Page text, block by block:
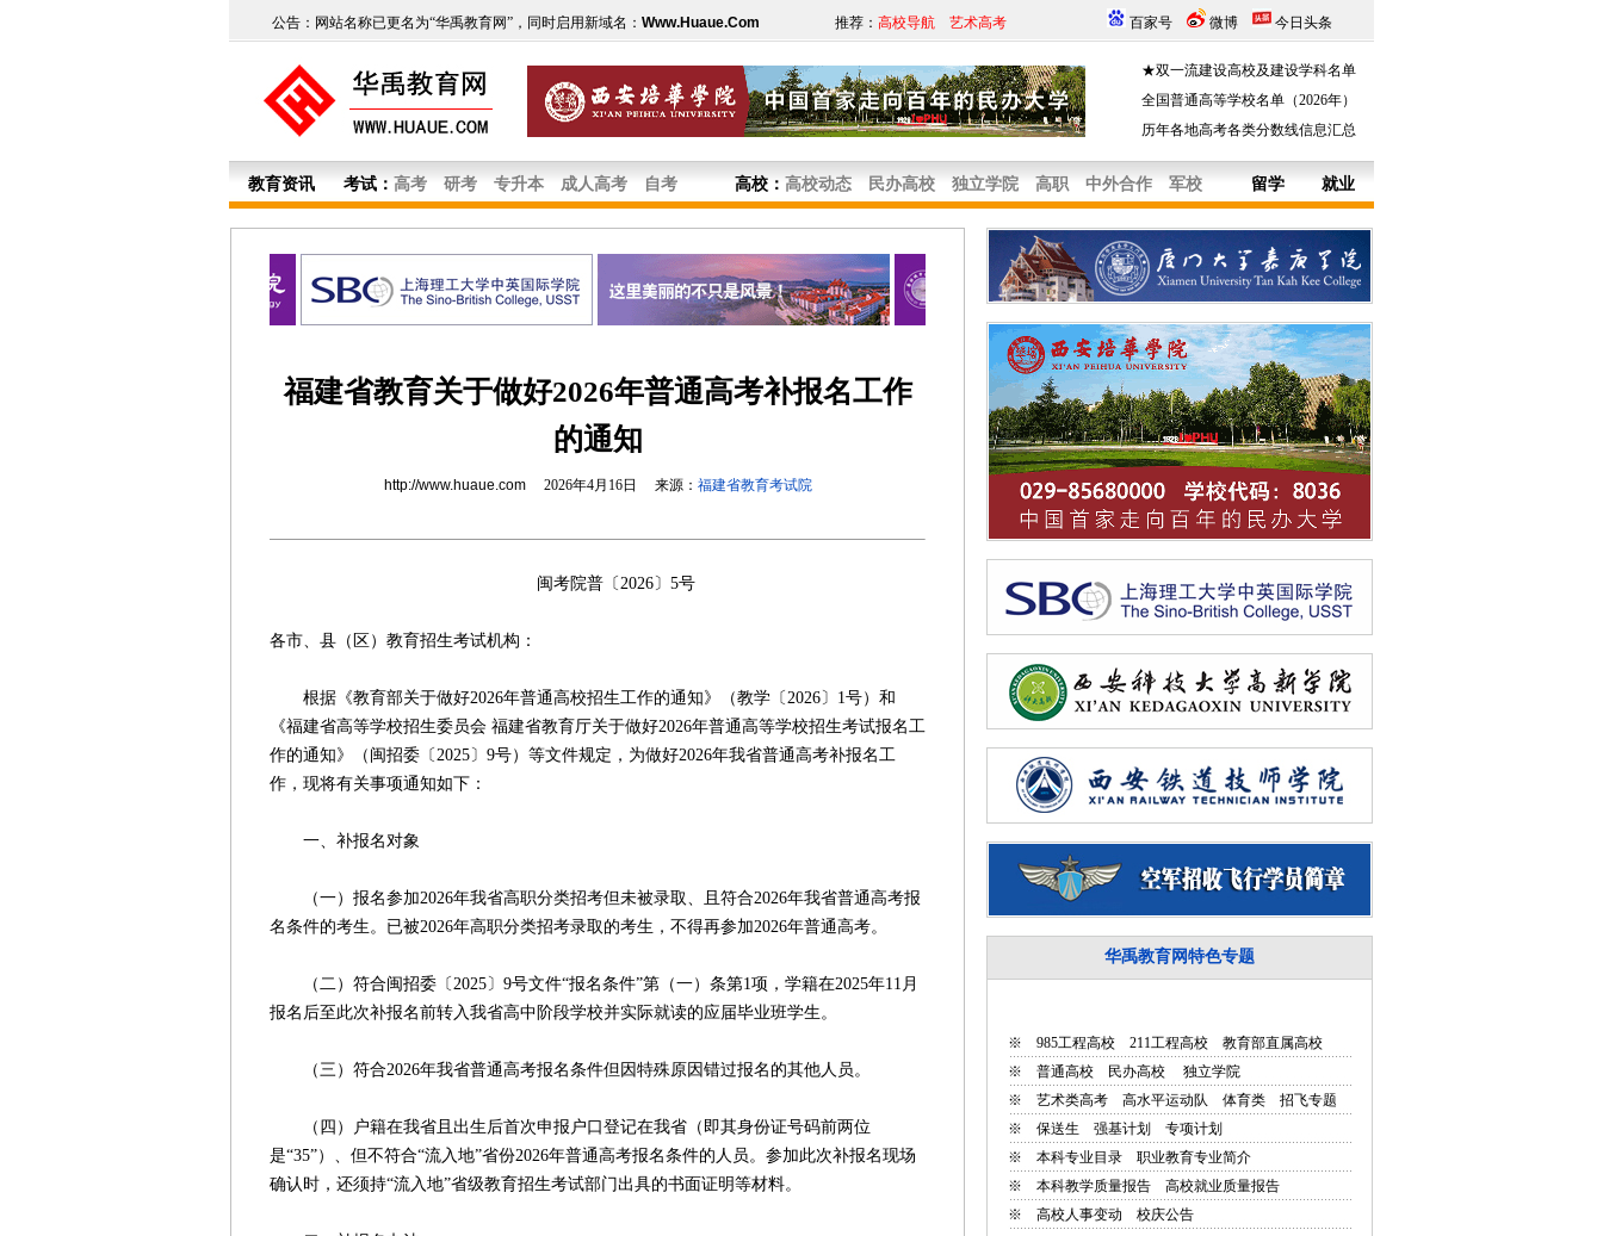
公告：网站名称已更名为“华禹教育网”，同时启用新域名： Www.Huaue.Com 推荐： 高校导航 艺术高考 百家号 微博 今日头条
★双一流建设高校及建设学科名单
全国普通高等学校名单（2026年）
历年各地高考各类分数线信息汇总
教育资讯 考试： 高考 研考 专升本 成人高考 自考 高校： 高校动态 民办高校 独立学院 高职 中外合作 军校 留学 就业
福建省教育关于做好2026年普通高考补报名工作
的通知
http://www.huaue.com2026年4月16日 来源： 福建省教育考试院
闽考院普〔2026〕5号
各市、县（区）教育招生考试机构：
根据《教育部关于做好2026年普通高校招生工作的通知》（教学〔2026〕1号）和
《福建省高等学校招生委员会 福建省教育厅关于做好2026年普通高等学校招生考试报名工
作的通知》（闽招委〔2025〕9号）等文件规定，为做好2026年我省普通高考补报名工
作，现将有关事项通知如下：
一、补报名对象
（一）报名参加2026年我省高职分类招考但未被录取、且符合2026年我省普通高考报
名条件的考生。已被2026年高职分类招考录取的考生，不得再参加2026年普通高考。
（二）符合闽招委〔2025〕9号文件“报名条件”第（一）条第1项，学籍在2025年11月
报名后至此次补报名前转入我省高中阶段学校并实际就读的应届毕业班学生。
（三）符合2026年我省普通高考报名条件但因特殊原因错过报名的其他人员。
（四）户籍在我省且出生后首次申报户口登记在我省（即其身份证号码前两位
是“35”）、但不符合“流入地”省份2026年普通高考报名条件的人员。参加此次补报名现场
确认时，还须持“流入地”省级教育招生考试部门出具的书面证明等材料。
华禹教育网特色专题
※ 985工程高校 211工程高校
教育部直属高校
※ 普通高校 民办高校
独立学院
※ 艺术类高考 高水平运动队 体育类
招飞专题
※ 保送生 强基计划
专项计划
※ 本科专业目录
职业教育专业简介
※ 本科教学质量报告
高校就业质量报告
※ 高校人事变动 校庆公告